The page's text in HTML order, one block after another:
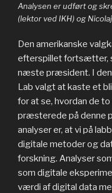
Analysen er udført og
(lektor ved IKH) og
Den amerikanske
efterspillet fortsætter,
næste præsident. I den
Lab valgt at kaste et
for at se, hvordan de
præsterede på denne
analyser er, at vi på
digitale metoder og
forskning. Analyser
som digitale
værdi af digital data